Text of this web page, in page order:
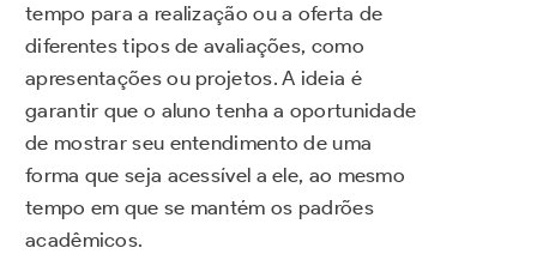
tempo para a realização ou a oferta de
diferentes tipos de avaliações, como
apresentações ou projetos. A ideia é
garantir que o aluno tenha a oportunidade
de mostrar seu entendimento de uma
forma que seja acessível a ele, ao mesmo
tempo em que se mantém os padrões
acadêmicos.